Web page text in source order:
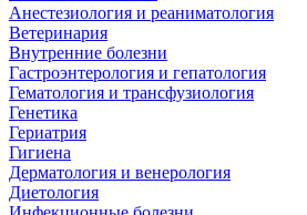
Анестезиология и реаниматология
Ветеринария
Внутренние болезни
Гастроэнтерология и гепатология
Гематология и трансфузиология
Генетика
Гериатрия
Гигиена
Дерматология и венерология
Диетология